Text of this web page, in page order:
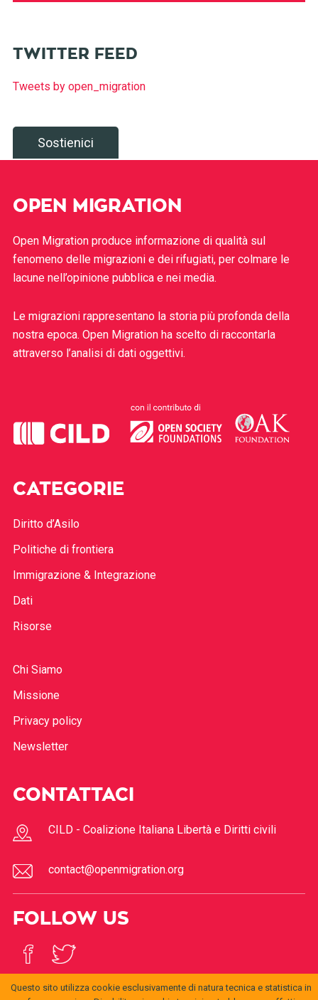
TWITTER FEED
Tweets by open_migration
Sostienici
OPEN MIGRATION
Open Migration produce informazione di qualità sul
fenomeno delle migrazioni e dei rifugiati, per colmare le
lacune nell’opinione pubblica e nei media.
Le migrazioni rappresentano la storia più profonda della
nostra epoca. Open Migration ha scelto di raccontarla
attraverso l’analisi di dati oggettivi.
CATEGORIE
Diritto d’Asilo
Politiche di frontiera
Immigrazione & Integrazione
Dati
Risorse
Chi Siamo
Missione
Privacy policy
Newsletter
CONTATTACI
CILD - Coalizione Italiana Libertà e Diritti civili
contact@openmigration.org
FOLLOW US
Questo sito utilizza cookie esclusivamente di natura tecnica e statistica in